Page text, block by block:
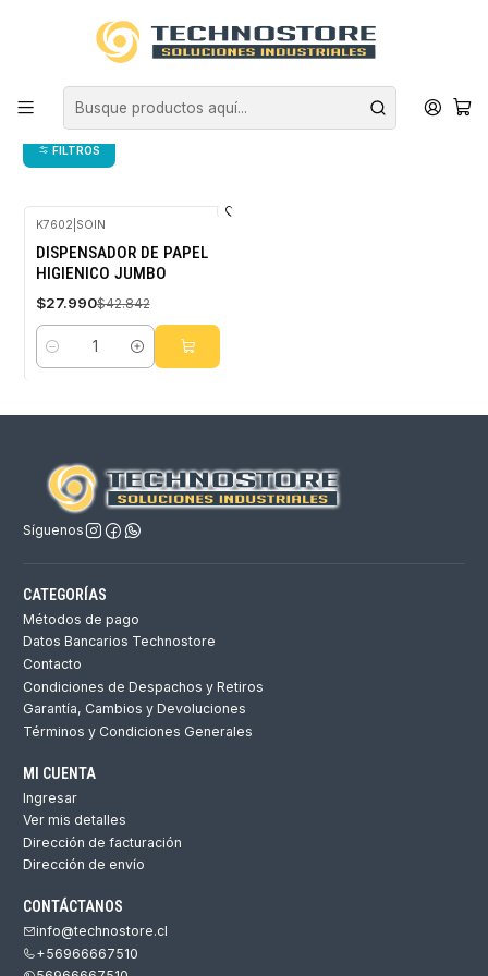
Inicio
DISPENSADORES DE PAPEL
DISPENSADORES DE PAPEL
FILTROS
-35%
OFF
K7602 SOIN
DISPENSADOR DE PAPEL
HIGIENICO JUMBO
$27.990$42.842
Cantidad
Síguenos
CATEGORÍAS
Métodos de pago
Datos Bancarios Technostore
Contacto
Condiciones de Despachos y Retiros
Garantía, Cambios y Devoluciones
Términos y Condiciones Generales
MI CUENTA
Ingresar
Ver mis detalles
Dirección de facturación
Dirección de envío
CONTÁCTANOS
info@technostore.cl
+56966667510